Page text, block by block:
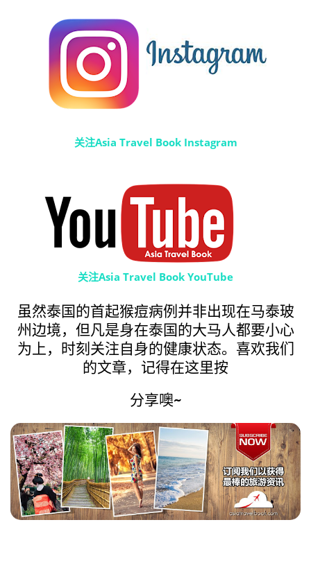
关注Asia Travel Book Instagram
关注Asia Travel Book YouTube
虽然泰国的首起猴痘病例并非出现在马泰玻
州边境，但凡是身在泰国的大马人都要小心
为上，时刻关注自身的健康状态。喜欢我们
的文章，记得在这里按
分享噢~